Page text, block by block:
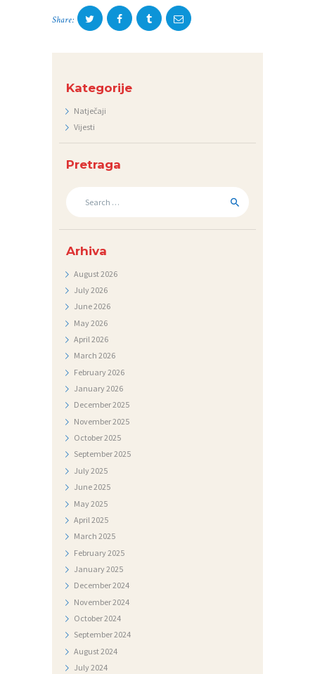
Share:
Kategorije
Natječaji
Vijesti
Pretraga
Arhiva
August2026
July2026
June2026
May2026
April 2026
March 2026
February2026
January2026
December2025
November2025
October2025
September2025
July2025
June2025
May2025
April 2025
March 2025
February2025
January2025
December2024
November2024
October2024
September2024
August2024
July2024